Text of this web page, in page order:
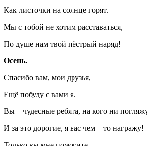
Как листочки на солнце горят.
Мы с тобой не хотим расставаться,
По душе нам твой пёстрый наряд!
Осень.
Спасибо вам, мои друзья,
Ещё побуду с вами я.
Вы – чудесные ребята, на кого ни
И за это дорогие, я вас чем – то награжу!